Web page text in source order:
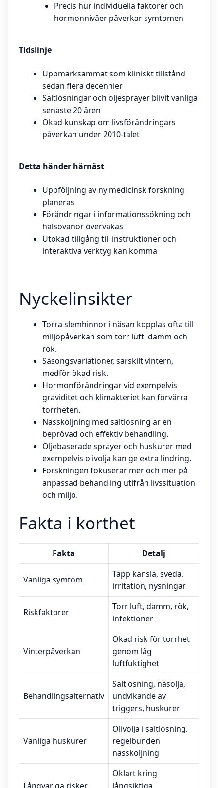
Precis hur individuella faktorer och
hormonnivåer påverkar symtomen
Tidslinje
Uppmärksammat som kliniskt tillstånd
sedan flera decennier
Saltlösningar och oljesprayer blivit vanliga
senaste 20 åren
Ökad kunskap om livsförändringars
påverkan under 2010-talet
Detta händer härnäst
Uppföljning av ny medicinsk forskning
planeras
Förändringar i informationssökning och
hälsovanor övervakas
Utökad tillgång till instruktioner och
interaktiva verktyg kan komma
Nyckelinsikter
Torra slemhinnor i näsan kopplas ofta till
miljöpåverkan som torr luft, damm och
rök.
Säsongsvariationer, särskilt vintern,
medför ökad risk.
Hormonförändringar vid exempelvis
graviditet och klimakteriet kan förvärra
torrheten.
Nässköljning med saltlösning är en
beprövad och effektiv behandling.
Oljebaserade sprayer och huskurer med
exempelvis olivolja kan ge extra lindring.
Forskningen fokuserar mer och mer på
anpassad behandling utifrån livssituation
och miljö.
Fakta i korthet
Fakta Detalj
Vanliga symtom
Täpp känsla, sveda,
irritation, nysningar
Riskfaktorer
Torr luft, damm, rök,
infektioner
Vinterpåverkan
Ökad risk för torrhet
genom låg
luftfuktighet
Behandlingsalternativ
Saltlösning, näsolja,
undvikande av
triggers, huskurer
Vanliga huskurer
Olivolja i saltlösning,
regelbunden
nässköljning
Långvariga risker
Oklart kring
långsiktiga